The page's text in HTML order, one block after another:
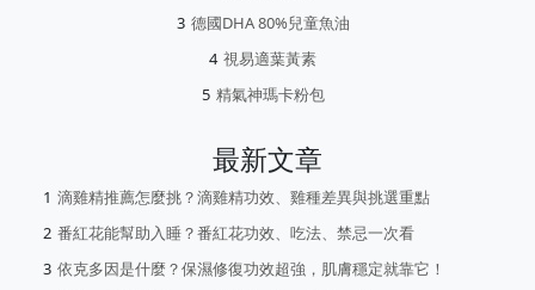
德國DHA 80%兒童魚油
視易適葉黃素
精氣神瑪卡粉包
最新文章
滴雞精推薦怎麼挑？滴雞精功效、雞種差異與挑選重點
番紅花能幫助入睡？番紅花功效、吃法、禁忌一次看
依克多因是什麼？保濕修復功效超強，肌膚穩定就靠它！